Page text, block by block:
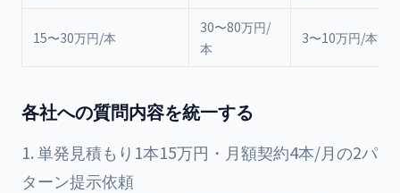
15〜30万円/本
30〜80万円/
本
3〜10万円/本
各社への質問内容を統一する
単発見積もり1本15万円・月額契約4本/月の2パ
ターン提示依頼